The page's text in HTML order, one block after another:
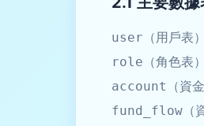
user （用戶表
role （角色表
account （資
fund_flow